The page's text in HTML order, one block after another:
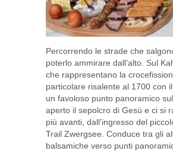
Percorrendo le strade che
poterlo ammirare dall’alto. Sul
che rappresentano la
particolare risalente al 1700 con
un favoloso punto panoramico
aperto il sepolcro di Gesù e ci si
più avanti, dall’ingresso del
Trail Zwergsee. Conduce tra gli
balsamiche verso punti